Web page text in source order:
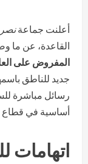
أعلنت جماعة
القاعدة، عن ما
المفروض على
جديد للناطق
رسائل مباشرة
أساسية في قطاع
اتهامات